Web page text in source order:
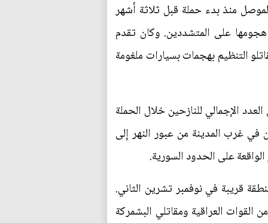
منذ بدء حملة قبل ثلاثة أشهر
على المتشددين. وكان تقدم
التنظيم بهجمات بسيارات ملغومة
ليصل العدد الإجمالي للنازحين خلال الحملة
في غرب المدينة من عبور النهر إلى
على الحدود السورية.
قريبة في نوفمبر تشرين الثاني.
التحالف الذي تقوده الولايات المتحدة نحو 100 ألف مقاتل من القوات العراقية ومقاتلي البشمركة